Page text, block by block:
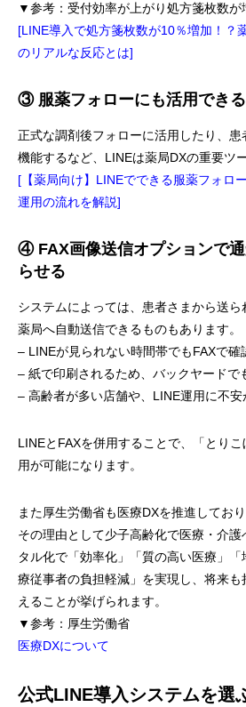
▼参考：受付効率が上がり処方箋枚数が
[LINE導入で処方箋枚数が10％増加！？
のリアルな反応とは]
③ 服薬フォローにも活用できる
正式な調剤後フォローに活用したり、
機能するなど、LINEは薬局DXの重要ツ
[【薬局向け】LINEでできる服薬フォロ
運用の流れを解説]
④ FAX画像送信オプションで
らせる
システムによっては、患者さまから送
薬局へ自動送信できるものもあります。
– LINEが見られない時間帯でもFAXで確
– 紙で印刷されるため、バックヤードで
– 高齢者が多い店舗や、LINE運用に不
LINEとFAXを併用することで、「とり
用が可能になります。
また厚生労働省も医療DXを推進しており
その理由として少子高齢化で医療・介
タル化で「効率化」「質の高い医療」
療従事者の負担軽減」を実現し、将来
えることが挙げられます。
▼参考：厚生労働省
医療DXについて
公式LINE導入システムを選